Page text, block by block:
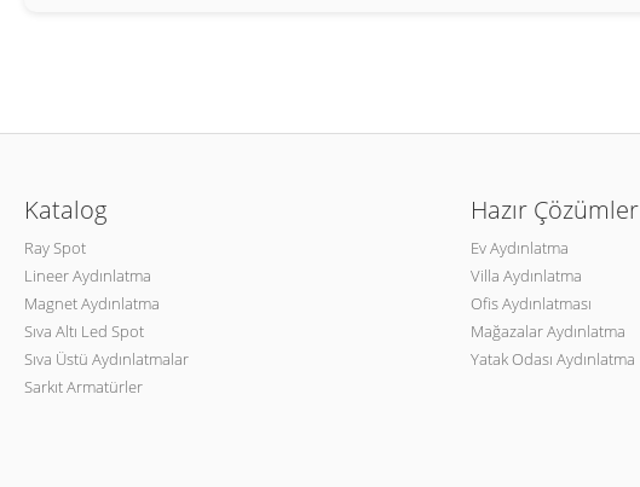
Katalog
Ray Spot
Lineer Aydınlatma
Magnet Aydınlatma
Sıva Altı Led Spot
Sıva Üstü Aydınlatmalar
Sarkıt Armatürler
Hazır Çözümler
Ev Aydınlatma
Villa Aydınlatma
Ofis Aydınlatması
Mağazalar Aydınlatma
Yatak Odası Aydınlatma